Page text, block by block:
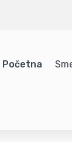
Početna